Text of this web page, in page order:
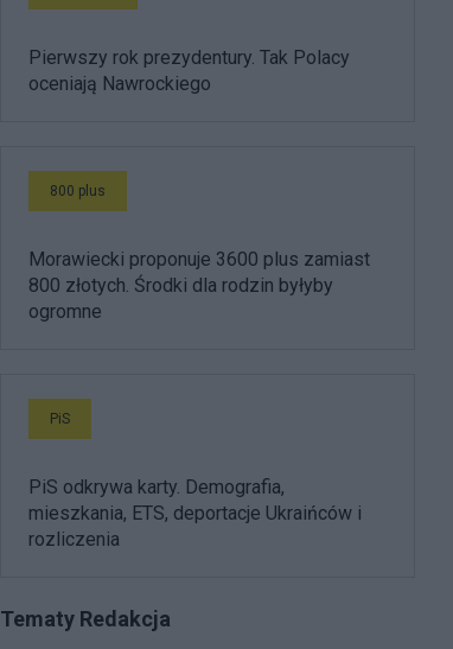
Pierwszy rok prezydentury. Tak Polacy
oceniają Nawrockiego
800 plus
Morawiecki proponuje 3600 plus zamiast
800 złotych. Środki dla rodzin byłyby
ogromne
PiS
PiS odkrywa karty. Demografia,
mieszkania, ETS, deportacje Ukraińców i
rozliczenia
Tematy Redakcja